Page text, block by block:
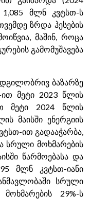
მლნ კვტსთ-ს
ზრდა ჰესების
მაშინ, როცა
გამომუშავება
ბაზარზე
ით მეტი 2023 წლის
მეტი 2024 წლის
მაისში ენერგიის
ით გადააჭარბა,
სრული მოხმარების
წარმოებასა და
მლნ კვტსთ-იანი
სრული
29%-ს